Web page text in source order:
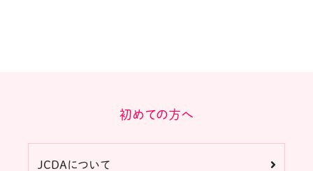
初めての方へ
JCDAについて